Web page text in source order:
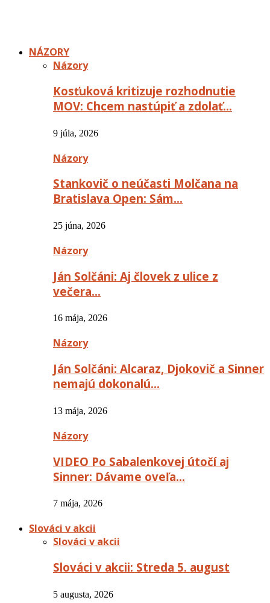
NÁZORY
Názory
Kosťuková kritizuje rozhodnutie
MOV: Chcem nastúpiť a zdolať…
9 júla, 2026
Názory
Stankovič o neúčasti Molčana na
Bratislava Open: Sám…
25 júna, 2026
Názory
Ján Solčáni: Aj človek z ulice z
večera…
16 mája, 2026
Názory
Ján Solčáni: Alcaraz, Djokovič a Sinner
nemajú dokonalú…
13 mája, 2026
Názory
VIDEO Po Sabalenkovej útočí aj
Sinner: Dávame oveľa…
7 mája, 2026
Slováci v akcii
Slováci v akcii
Slováci v akcii: Streda 5. august
5 augusta, 2026